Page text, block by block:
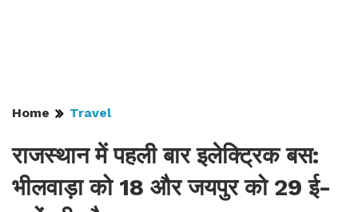
Home Travel
राजस्थान में पहली बार इलेक्ट्रिक बस:
भीलवाड़ा को 18 और जयपुर को 29 ई-